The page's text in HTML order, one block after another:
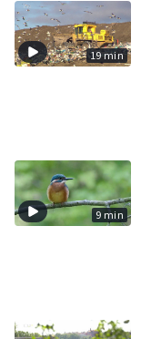
19 min
9 min